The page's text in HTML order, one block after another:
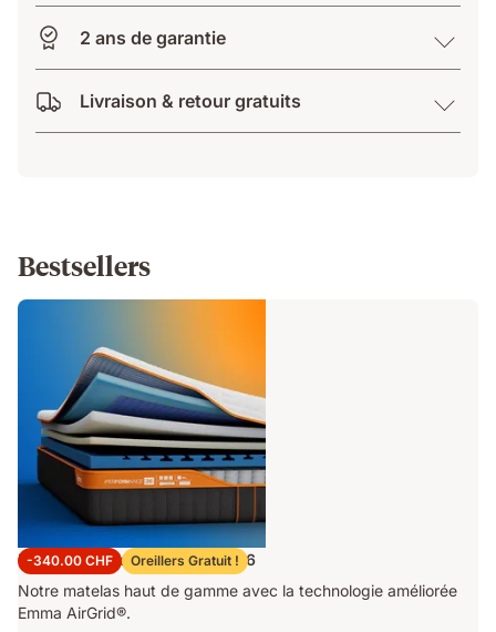
2 ans de garantie
Livraison & retour gratuits
Bestsellers
-340.00 CHF Oreillers Gratuit !
Matelas Emma Performance 26
Notre matelas haut de gamme avec la technologie améliorée
Emma AirGrid®.